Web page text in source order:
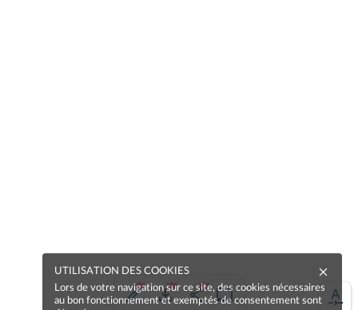
UTILISATION DES COOKIES
Lors de votre navigation sur ce site, des cookies nécessaires
au bon fonctionnement et exemptés de consentement sont